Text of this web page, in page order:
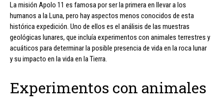
La misión Apolo 11 es famosa por ser la primera en llevar a los
humanos a la Luna, pero hay aspectos menos conocidos de esta
histórica expedición. Uno de ellos es el análisis de las muestras
geológicas lunares, que incluía experimentos con animales terrestres y
acuáticos para determinar la posible presencia de vida en la roca lunar
y su impacto en la vida en la Tierra.
Experimentos con animales